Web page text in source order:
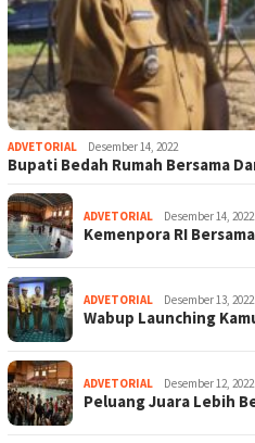
ADVETORIAL Desember 14, 2022
Bupati Bedah Rumah Bersama
ADVETORIAL Desember 14, 2022
Kemenpora RI
ADVETORIAL Desember 13, 2022
Wabup Launching
ADVETORIAL Desember 12, 2022
Peluang Juara Lebih